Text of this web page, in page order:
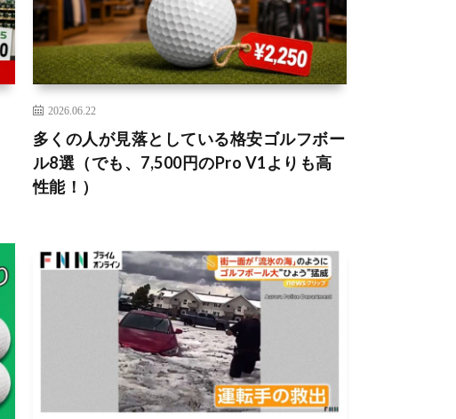
2026.06.22
多くの人が見落としている格安ゴルフボー
ル8選（でも、7,500円のPro V1よりも高
性能！）